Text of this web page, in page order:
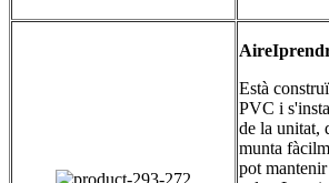
AireI
Està
PVC i
de la unitat,
munta
pot